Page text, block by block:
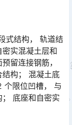
式结构， 轨道结
实混凝土层和
留连接钢筋，
构； 混凝土底
个限位凹槽， 与
底座和自密实